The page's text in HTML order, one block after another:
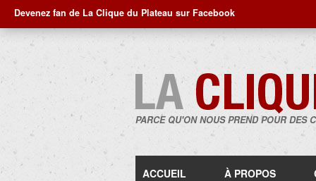
Devenez fan de La Clique du Plateau sur Facebook
PARCE QU'ON NOUS PREND POUR DES
ACCUEIL À PROPOS